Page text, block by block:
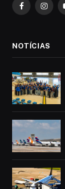
Facebook
NOTÍCIAS